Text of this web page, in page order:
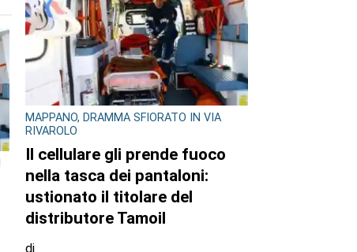
MAPPANO, DRAMMA SFIORATO IN VIA
RIVAROLO
Il cellulare gli prende fuoco
nella tasca dei pantaloni:
ustionato il titolare del
distributore Tamoil
di